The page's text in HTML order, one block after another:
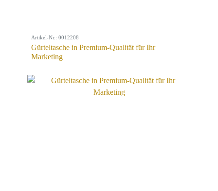
Artikel-Nr.: 0012208
Gürteltasche in Premium-Qualität für Ihr
Marketing